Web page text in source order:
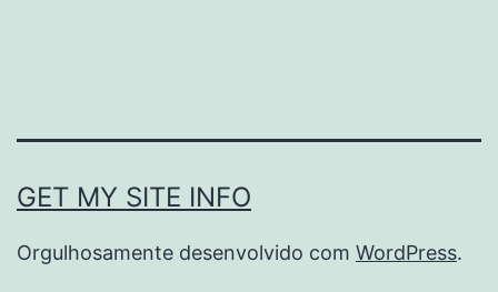
GET MY SITE INFO
Orgulhosamente desenvolvido com WordPress.